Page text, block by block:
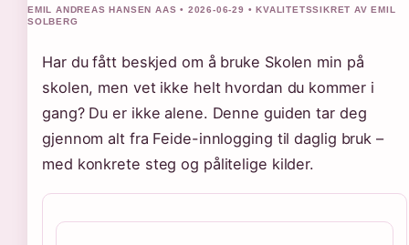
EMIL ANDREAS HANSEN AAS • 2026-06-29 • KVALITETSSIKRET AV EMIL
SOLBERG
Har du fått beskjed om å bruke Skolen min på
skolen, men vet ikke helt hvordan du kommer i
gang? Du er ikke alene. Denne guiden tar deg
gjennom alt fra Feide-innlogging til daglig bruk –
med konkrete steg og pålitelige kilder.